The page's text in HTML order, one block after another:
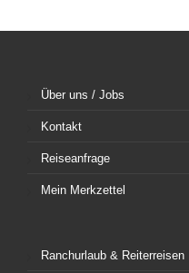
Über uns / Jobs
Kontakt
Reiseanfrage
Mein Merkzettel
Ranchurlaub & Reiterreisen